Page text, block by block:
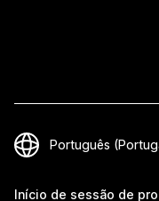
Início de sessão de